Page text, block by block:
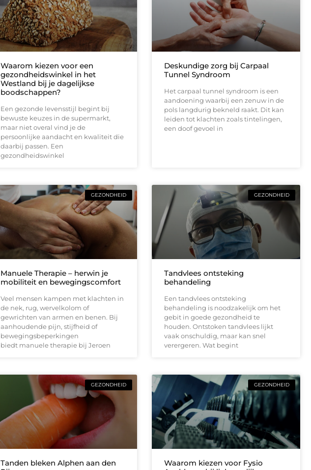
Waarom kiezen voor een
gezondheidswinkel in het
Westland bij je dagelijkse
boodschappen?
Een gezonde levensstijl begint bij
bewuste keuzes in de supermarkt,
maar niet overal vind je de
persoonlijke aandacht en kwaliteit die
daarbij passen. Een
gezondheidswinkel
Deskundige zorg bij Carpaal
Tunnel Syndroom
Het carpaal tunnel syndroom is een
aandoening waarbij een zenuw in de
pols langdurig bekneld raakt. Dit kan
leiden tot klachten zoals tintelingen,
een doof gevoel in
GEZONDHEID
Manuele Therapie – herwin je
mobiliteit en bewegingscomfort
Veel mensen kampen met klachten in
de nek, rug, wervelkolom of
gewrichten van armen en benen. Bij
aanhoudende pijn, stijfheid of
bewegingsbeperkingen
biedt manuele therapie bij Jeroen
GEZONDHEID
Tandvlees ontsteking
behandeling
Een tandvlees ontsteking
behandeling is noodzakelijk om het
gebit in goede gezondheid te
houden. Ontstoken tandvlees lijkt
vaak onschuldig, maar kan snel
verergeren. Wat begint
GEZONDHEID
Tanden bleken Alphen aan den
GEZONDHEID
Waarom kiezen voor Fysio